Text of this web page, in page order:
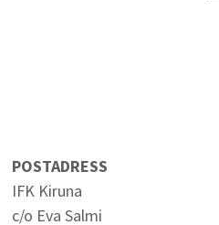
POSTADRESS
IFK Kiruna
c/o Eva Salmi